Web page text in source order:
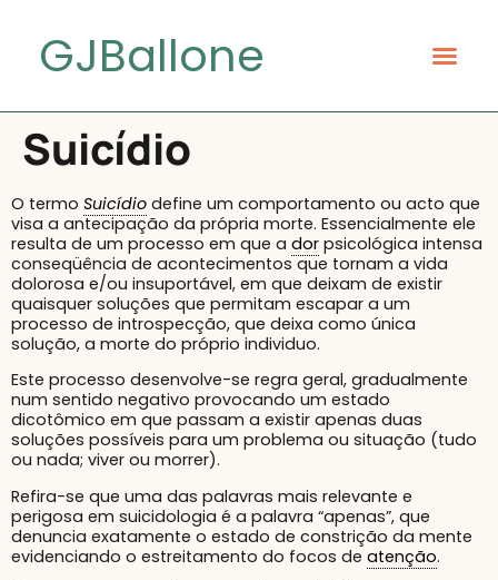
GJBallone
Suicídio
O termo Suicídio define um comportamento ou acto que
visa a antecipação da própria morte. Essencialmente ele
resulta de um processo em que a dor psicológica intensa
conseqüência de acontecimentos que tornam a vida
dolorosa e/ou insuportável, em que deixam de existir
quaisquer soluções que permitam escapar a um
processo de introspecção, que deixa como única
solução, a morte do próprio individuo.
Este processo desenvolve-se regra geral, gradualmente
num sentido negativo provocando um estado
dicotômico em que passam a existir apenas duas
soluções possíveis para um problema ou situação (tudo
ou nada; viver ou morrer).
Refira-se que uma das palavras mais relevante e
perigosa em suicidologia é a palavra “apenas”, que
denuncia exatamente o estado de constrição da mente
evidenciando o estreitamento do focos de atenção.